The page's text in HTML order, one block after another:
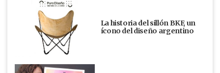
La historia del sillón BKF, un
ícono del diseño argentino